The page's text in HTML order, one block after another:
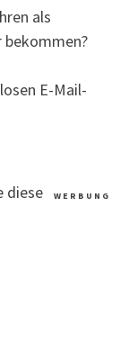
als
E-Mail-
W E R B U N G
diese